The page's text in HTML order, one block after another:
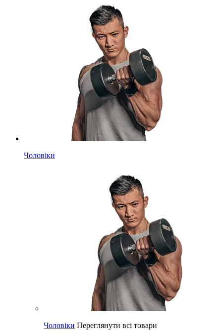
Чоловіки
Чоловіки Переглянути всі товари